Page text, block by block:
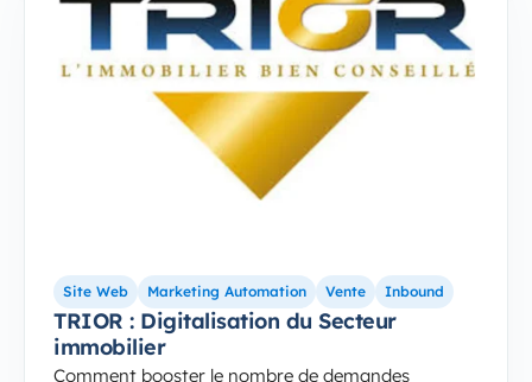
Site Web Marketing Automation Vente Inbound
TRIOR : Digitalisation du Secteur
immobilier
Comment booster le nombre de demandes